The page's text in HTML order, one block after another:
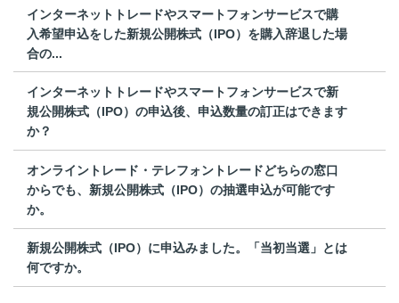
インターネットトレードやスマートフォンサービスで購
入希望申込をした新規公開株式（IPO）を購入辞退した場
合の...
インターネットトレードやスマートフォンサービスで新
規公開株式（IPO）の申込後、申込数量の訂正はできます
か？
オンライントレード・テレフォントレードどちらの窓口
からでも、新規公開株式（IPO）の抽選申込が可能です
か。
新規公開株式（IPO）に申込みました。「当初当選」とは
何ですか。